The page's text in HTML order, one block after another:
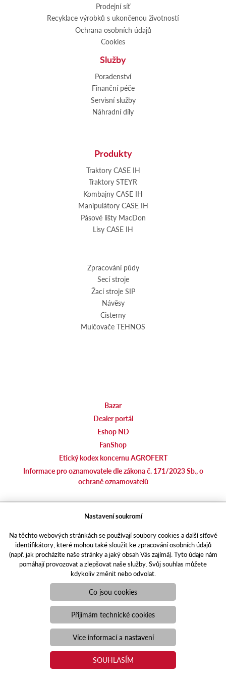
Prodejní síť
Recyklace výrobků s ukončenou životností
Ochrana osobních údajů
Cookies
Služby
Poradenství
Finanční péče
Servisní služby
Náhradní díly
Produkty
Traktory CASE IH
Traktory STEYR
Kombajny CASE IH
Manipulátory CASE IH
Pásové lišty MacDon
Lisy CASE IH
Zpracování půdy
Secí stroje
Žací stroje SIP
Návěsy
Cisterny
Mulčovače TEHNOS
Bazar
Dealer portál
Eshop ND
FanShop
Etický kodex koncernu AGROFERT
Informace pro oznamovatele dle zákona č. 171/2023 Sb., o
ochraně oznamovatelů
Responzivní webPuxdesign | agrics.cz © 2021
Toto jsou internetové stránky společnosti AGRI CS a. s., se sídlem
v Hustopečích, Hybešova 14, PSČ 69301, IČO 26243334,
zapsané v OR vedeném Krajským soudem v Brně, oddíl B, vložka
3582. Společnost AGRI CS a.s. je členem koncernu AGROFERT
řízeného společností AGROFERT, a.s., IČO 26185610, se sídlem
na adrese Pyšelská 2327/2, Chodov, 149 00 Praha 4.
agrotec.cz
portal.caseklub.cz
shop.agrics.cz
traktorbazar.cz
eshop.agrics.cz/cs
a-finance.cz
Nastavení soukromí
Na těchto webových stránkách se používají soubory cookies a další síťové
identifikátory, které mohou také sloužit ke zpracování osobních údajů
(např. jak procházíte naše stránky a jaký obsah Vás zajímá). Tyto údaje nám
pomáhají provozovat a zlepšovat naše služby. Svůj souhlas můžete
kdykoliv změnit nebo odvolat.
Co jsou cookies
Přijímám technické cookies
Více informací a nastavení
SOUHLASÍM